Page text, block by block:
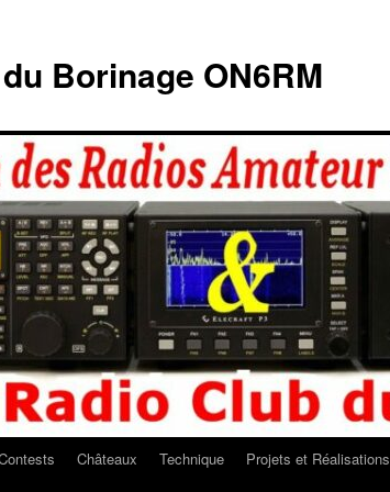
Borinage ON6RM
Châteaux Technique Projets et Réalisations